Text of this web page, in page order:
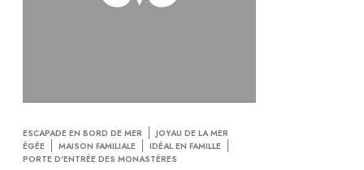
ESCAPADE EN BORD DE MER
JOYAU DE LA MER
ÉGÉE
MAISON FAMILIALE
IDÉAL EN FAMILLE
PORTE D'ENTRÉE DES MONASTÈRES